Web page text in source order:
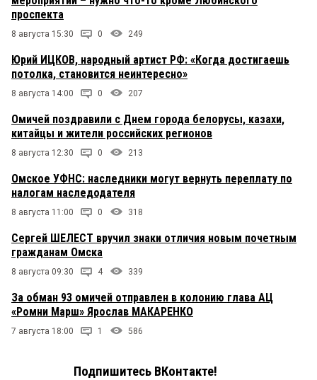
проспекта
8 августа 15:30 0 249
Юрий ИЦКОВ, народный артист РФ: «Когда достигаешь
потолка, становится неинтересно»
8 августа 14:00 0 207
Омичей поздравили с Днем города белорусы, казахи,
китайцы и жители российских регионов
8 августа 12:30 0 213
Омское УФНС: наследники могут вернуть переплату по
налогам наследодателя
8 августа 11:00 0 318
Сергей ШЕЛЕСТ вручил знаки отличия новым почетным
гражданам Омска
8 августа 09:30 4 339
За обман 93 омичей отправлен в колонию глава АЦ
«Ромни Марш» Ярослав МАКАРЕНКО
7 августа 18:00 1 586
Подпишитесь ВКонтакте!